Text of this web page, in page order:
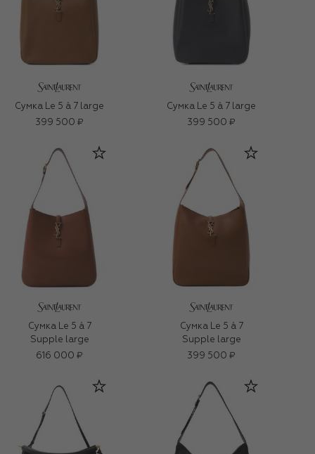
Сумка Le 5 à 7 large
399 500 ₽
Сумка Le 5 à 7 large
399 500 ₽
Сумка Le 5 à 7
Supple large
616 000 ₽
Сумка Le 5 à 7
Supple large
399 500 ₽